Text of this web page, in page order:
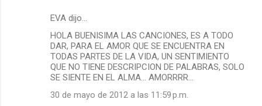
EVA dijo…
HOLA BUENISIMA LAS CANCIONES, ES A TODO
DAR, PARA EL AMOR QUE SE ENCUENTRA EN
TODAS PARTES DE LA VIDA, UN SENTIMIENTO
QUE NO TIENE DESCRIPCION DE PALABRAS, SOLO
SE SIENTE EN EL ALMA... AMORRRR...
30 de mayo de 2012 a las 11:59 p.m.